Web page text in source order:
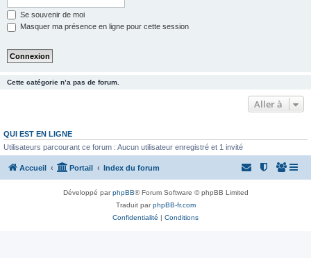
Se souvenir de moi
Masquer ma présence en ligne pour cette session
Cette catégorie n’a pas de forum.
Aller à
QUI EST EN LIGNE
Utilisateurs parcourant ce forum : Aucun utilisateur enregistré et 1 invité
Accueil Portail Index du forum
Développé parphpBB® Forum Software © phpBB Limited
Traduit parphpBB-fr.com
Confidentialité | Conditions